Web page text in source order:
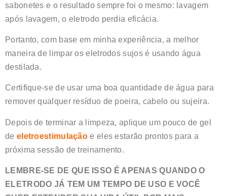
sabonetes e o resultado sempre foi o mesmo: lavagem
após lavagem, o eletrodo perdia eficácia.
Portanto, com base em minha experiência, a melhor
maneira de limpar os eletrodos sujos é usando água
destilada.
Certifique-se de usar uma boa quantidade de água para
remover qualquer resíduo de poeira, cabelo ou sujeira.
Depois de terminar a limpeza, aplique um pouco de gel
de eletroestimulação e eles estarão prontos para a
próxima sessão de treinamento.
LEMBRE-SE DE QUE ISSO É APENAS QUANDO O
ELETRODO JÁ TEM UM TEMPO DE USO E VOCÊ